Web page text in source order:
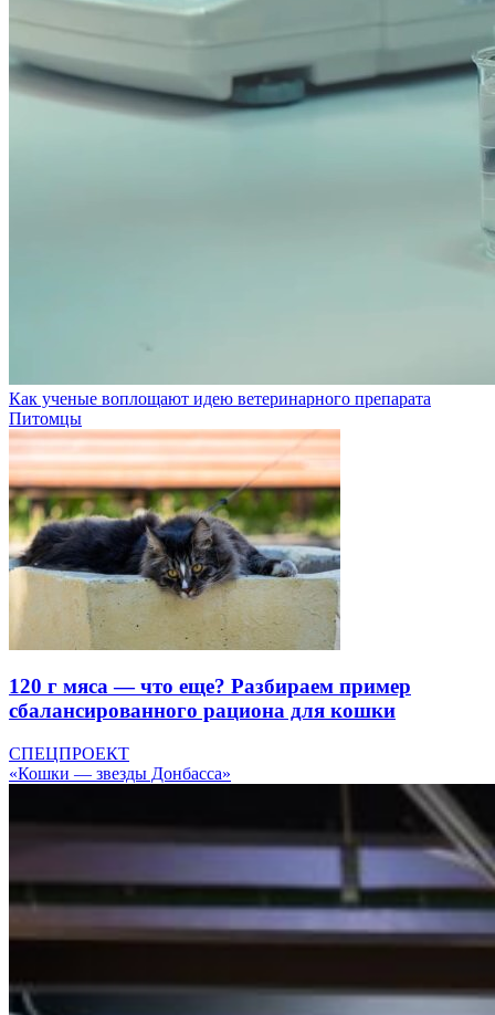
Как ученые воплощают идею ветеринарного препарата
Питомцы
120 г мяса — что еще? Разбираем пример
сбалансированного рациона для кошки
СПЕЦПРОЕКТ
«Кошки — звезды Донбасса»